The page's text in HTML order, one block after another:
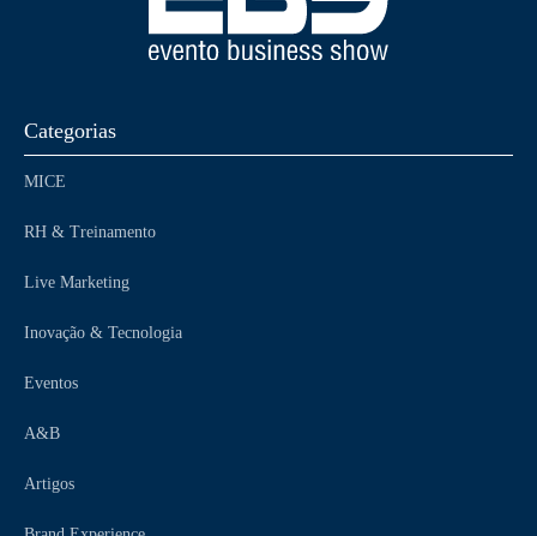
Categorias
MICE
RH & Treinamento
Live Marketing
Inovação & Tecnologia
Eventos
A&B
Artigos